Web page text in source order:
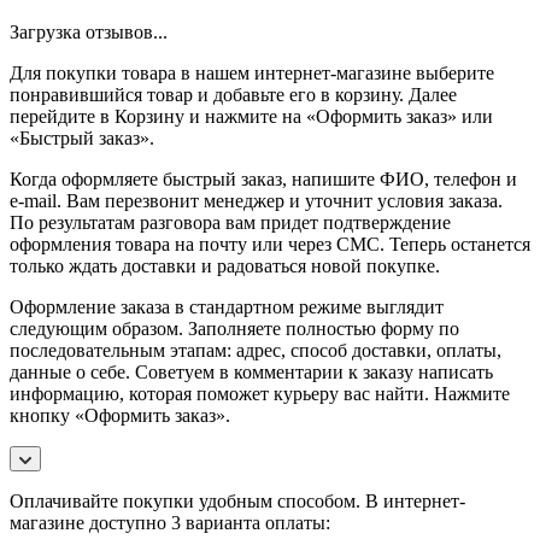
Загрузка отзывов...
Для покупки товара в нашем интернет-магазине выберите
понравившийся товар и добавьте его в корзину. Далее
перейдите в Корзину и нажмите на «Оформить заказ» или
«Быстрый заказ».
Когда оформляете быстрый заказ, напишите ФИО, телефон и
e-mail. Вам перезвонит менеджер и уточнит условия заказа.
По результатам разговора вам придет подтверждение
оформления товара на почту или через СМС. Теперь останется
только ждать доставки и радоваться новой покупке.
Оформление заказа в стандартном режиме выглядит
следующим образом. Заполняете полностью форму по
последовательным этапам: адрес, способ доставки, оплаты,
данные о себе. Советуем в комментарии к заказу написать
информацию, которая поможет курьеру вас найти. Нажмите
кнопку «Оформить заказ».
Оплачивайте покупки удобным способом. В интернет-
магазине доступно 3 варианта оплаты: